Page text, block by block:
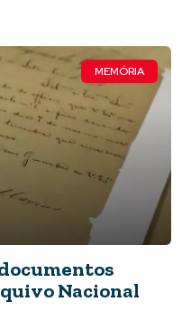
MEMÓRIA
Nacional